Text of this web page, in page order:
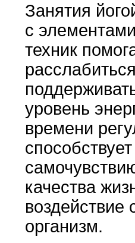
Занятия
с
техник
уровень
времени
качества
воздействие
организм.